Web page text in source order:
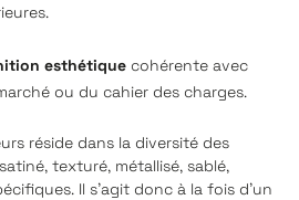
esthétique cohérente avec
ou du cahier des charges.
réside dans la diversité des
texturé, métallisé, sablé,
Il s’agit donc à la fois d’un